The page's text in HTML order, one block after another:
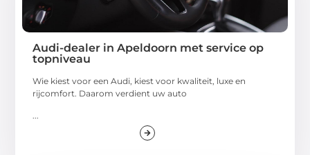
Audi-dealer in Apeldoorn met service op
topniveau
Wie kiest voor een Audi, kiest voor kwaliteit, luxe en
rijcomfort. Daarom verdient uw auto
...